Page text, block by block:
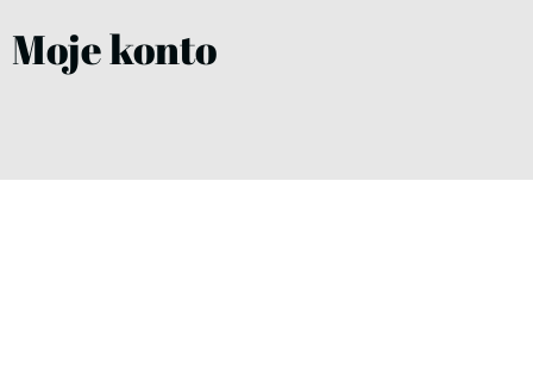
Moje konto